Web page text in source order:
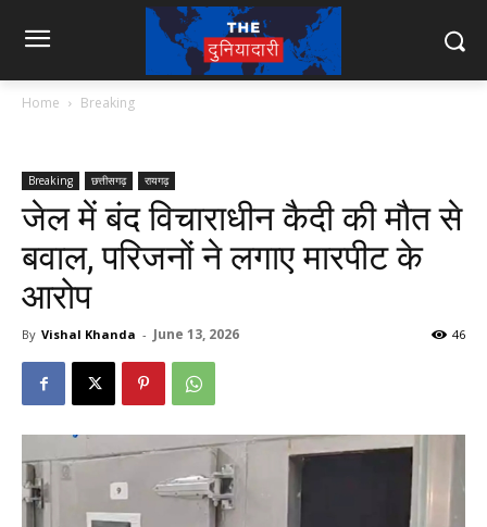
Home Breaking
Breaking छत्तीसगढ़ रायगढ़
जेल में बंद विचाराधीन कैदी की मौत से
बवाल, परिजनों ने लगाए मारपीट के
आरोप
By Vishal Khanda - June 13, 2026 46